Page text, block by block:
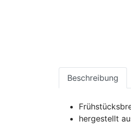
Beschreibung
hergestellt